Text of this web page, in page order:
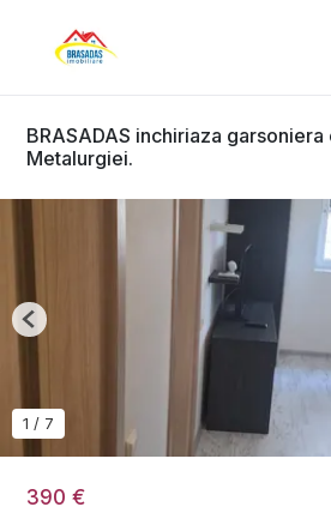
BRASADAS inchiriaza
Metalurgiei.
390 €
1 / 7
Previous